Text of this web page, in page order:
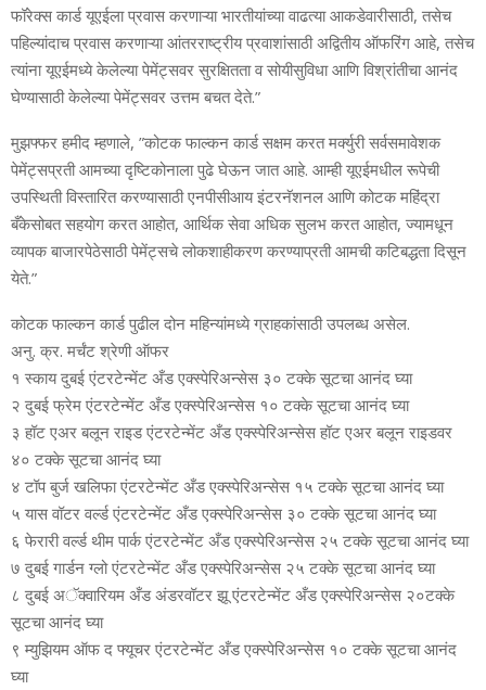
फॉरेक्‍स कार्ड यूएईला प्रवास करणाऱ्या भारतीयांच्‍या वाढत्‍या आकडेवारीसाठी, तसेच
पहिल्‍यांदाच प्रवास करणाऱ्या आंतरराष्‍ट्रीय प्रवाशांसाठी अद्वितीय ऑफरिंग आहे, तसेच
त्‍यांना यूएईमध्‍ये केलेल्‍या पेमेंट्सवर सुरक्षितता व सोयीसुविधा आणि विश्रांतीचा आनंद
घेण्‍यासाठी केलेल्‍या पेमेंट्सवर उत्तम बचत देते.”
मुझफ्फर हमीद म्‍हणाले, ”कोटक फाल्‍कन कार्ड सक्षम करत मर्क्‍युरी सर्वसमावेशक
पेमेंट्सप्रती आमच्‍या दृष्टिकोनाला पुढे घेऊन जात आहे. आम्‍ही यूएईमधील रूपेची
उपस्थिती विस्‍तारित करण्‍यासाठी एनपीसीआय इंटरनॅशनल आणि कोटक महिंद्रा
बँकेसोबत सहयोग करत आहोत, आर्थिक सेवा अधिक सुलभ करत आहोत, ज्‍यामधून
व्‍यापक बाजारपेठेसाठी पेमेंट्सचे लोकशाहीकरण करण्‍याप्रती आमची कटिबद्धता दिसून
येते.”
कोटक फाल्‍कन कार्ड पुढील दोन महिन्‍यांमध्‍ये ग्राहकांसाठी उपलब्‍ध असेल.
अनु. क्र. मर्चंट श्रेणी ऑफर
१ स्‍काय दुबई एंटरटेन्‍मेंट अँड एक्‍स्‍पेरिअन्‍सेस ३० टक्‍के सूटचा आनंद घ्‍या
२ दुबई फ्रेम एंटरटेन्‍मेंट अँड एक्‍स्‍पेरिअन्‍सेस १० टक्‍के सूटचा आनंद घ्‍या
३ हॉट एअर बलून राइड एंटरटेन्‍मेंट अँड एक्‍स्‍पेरिअन्‍सेस हॉट एअर बलून राइडवर
४० टक्‍के सूटचा आनंद घ्‍या
४ टॉप बुर्ज खलिफा एंटरटेन्‍मेंट अँड एक्‍स्‍पेरिअन्‍सेस १५ टक्‍के सूटचा आनंद घ्‍या
५ यास वॉटर वर्ल्‍ड एंटरटेन्‍मेंट अँड एक्‍स्‍पेरिअन्‍सेस ३० टक्‍के सूटचा आनंद घ्‍या
६ फेरारी वर्ल्‍ड थीम पार्क एंटरटेन्‍मेंट अँड एक्‍स्‍पेरिअन्‍सेस २५ टक्‍के सूटचा आनंद घ्‍या
७ दुबई गार्डन ग्‍लो एंटरटेन्‍मेंट अँड एक्‍स्‍पेरिअन्‍सेस २५ टक्‍के सूटचा आनंद घ्‍या
८ दुबई अॅक्‍वारियम अँड अंडरवॉटर झू एंटरटेन्‍मेंट अँड एक्‍स्‍पेरिअन्‍सेस २०टक्‍के
सूटचा आनंद घ्‍या
९ म्‍युझियम ऑफ द फ्यूचर एंटरटेन्‍मेंट अँड एक्‍स्‍पेरिअन्‍सेस १० टक्‍के सूटचा आनंद
घ्‍या